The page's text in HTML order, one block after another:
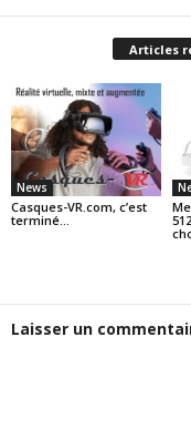
Articles
News
Casques-VR.com, c’est
terminé…
Laisser un